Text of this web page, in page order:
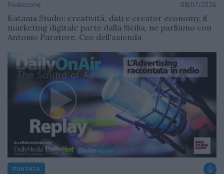
Redazione 08/07/2026
Katania Studio: creatività, dati e creator economy, il
marketing digitale parte dalla Sicilia, ne parliamo con
Antonio Paratore, Ceo dell'azienda
PUNTATA